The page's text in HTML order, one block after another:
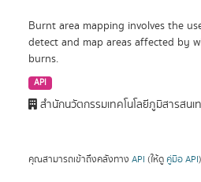
Burnt area mapping involves the
detect and map areas affected by
burns.
API
สำนักนวัตกรรมเทคโนโลยีภูมิสารสนเ
คุณสามารถเข้าถึงคลังทาง API (ให้ดู คู่มือ API